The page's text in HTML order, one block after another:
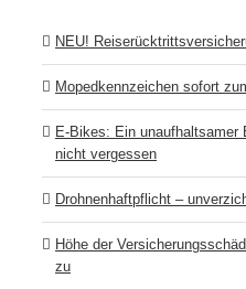
NEU!
Mopedkennzeichen sofort
E-Bikes: Ein unaufhaltsamer
nicht vergessen
Drohnenhaftpflicht –
Höhe der
zu